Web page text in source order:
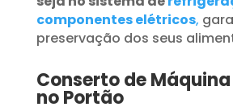
componentes elétricos,
preservação dos seus
Conserto de
no Portão